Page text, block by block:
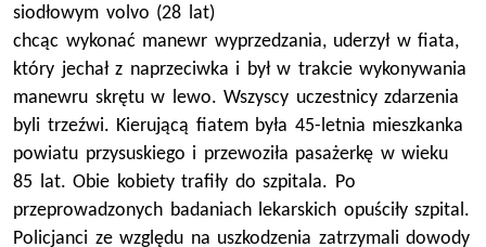
siodłowym volvo (28 lat)
chcąc wykonać manewr wyprzedzania, uderzył w fiata,
który jechał z naprzeciwka i był w trakcie wykonywania
manewru skrętu w lewo. Wszyscy uczestnicy zdarzenia
byli trzeźwi. Kierującą fiatem była 45-letnia mieszkanka
powiatu przysuskiego i przewoziła pasażerkę w wieku
85 lat. Obie kobiety trafiły do szpitala. Po
przeprowadzonych badaniach lekarskich opuściły szpital.
Policjanci ze względu na uszkodzenia zatrzymali dowody